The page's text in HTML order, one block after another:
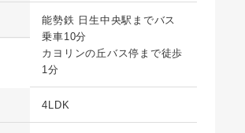
能勢鉄 日生中央駅までバス
乗車10分
カヨリンの丘バス停まで徒歩
1分
4LDK